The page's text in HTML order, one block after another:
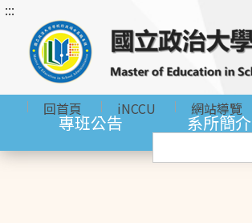
跳
內
塊
:::
回首頁 iNCCU 網站導覽
專班公告 系所簡介